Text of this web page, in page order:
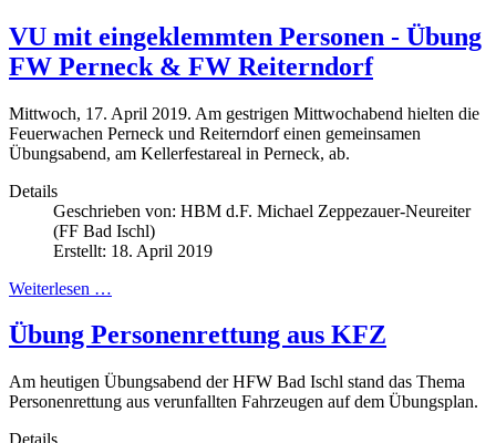
VU mit eingeklemmten Personen - Übung
FW Perneck & FW Reiterndorf
Mittwoch, 17. April 2019. Am gestrigen Mittwochabend hielten die
Feuerwachen Perneck und Reiterndorf einen gemeinsamen
Übungsabend, am Kellerfestareal in Perneck, ab.
Details
Geschrieben von: HBM d.F. Michael Zeppezauer-Neureiter
(FF Bad Ischl)
Erstellt: 18. April 2019
Weiterlesen …
Übung Personenrettung aus KFZ
Am heutigen Übungsabend der HFW Bad Ischl stand das Thema
Personenrettung aus verunfallten Fahrzeugen auf dem Übungsplan.